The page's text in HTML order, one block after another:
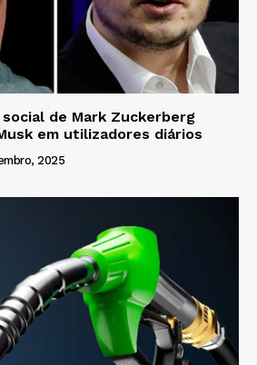
de Mark Zuckerberg
em utilizadores diários
2025